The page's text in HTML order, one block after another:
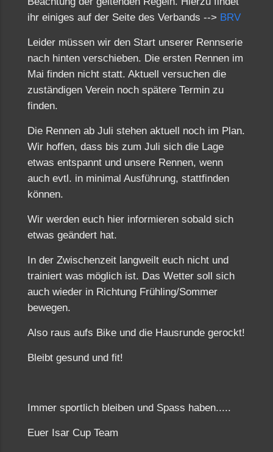
ihr einiges auf der Seite des Verbands --> BRV
Leider müssen wir den Start unserer Rennserie
nach hinten verschieben. Die ersten Rennen im
Mai finden nicht statt. Aktuell versuchen die
zuständigen Verein noch spätere Termin zu
finden.
Die Rennen ab Juli stehen aktuell noch im Plan.
Wir hoffen, dass bis zum Juli sich die Lage
etwas entspannt und unsere Rennen, wenn
auch evtl. in minimal Ausführung, stattfinden
können.
Wir werden euch hier informieren sobald sich
etwas geändert hat.
In der Zwischenzeit langweilt euch nicht und
trainiert was möglich ist. Das Wetter soll sich
auch wieder in Richtung Frühling/Sommer
bewegen.
Also raus aufs Bike und die Hausrunde gerockt!
Bleibt gesund und fit!
Immer sportlich bleiben und Spass haben.....
Euer Isar Cup Team